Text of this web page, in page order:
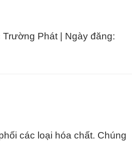
Phát | Ngày đăng:
các loại hóa chất. Chúng